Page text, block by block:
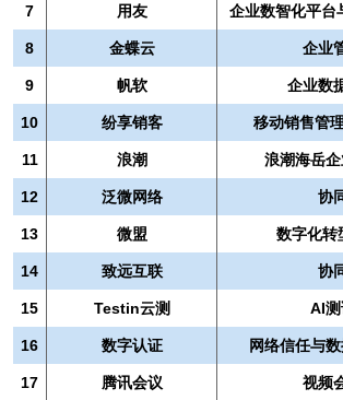
7 用友 企业数智化平台
8 金蝶云 企业
9 帆软 企业数
10 纷享销客 移动销售管
11 浪潮 浪潮海岳
12 泛微网络 协
13 微盟 数字化转
14 致远互联 协
15 Testin云测 AI
16 数字认证 网络信任与
17 腾讯会议 视频